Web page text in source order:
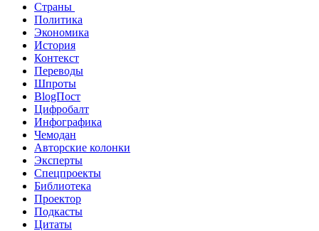
Страны
Политика
Экономика
История
Контекст
Переводы
Шпроты
BlogПост
Цифробалт
Инфографика
Чемодан
Авторские колонки
Эксперты
Спецпроекты
Библиотека
Проектор
Подкасты
Цитаты